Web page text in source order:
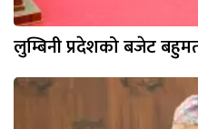
लुम्बिनी प्रदेशको बजेट